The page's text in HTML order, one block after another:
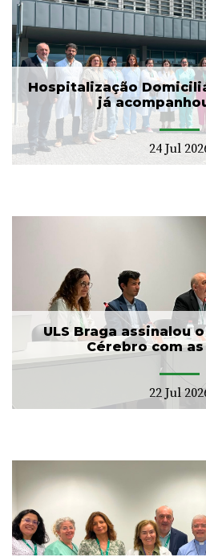
Hospitalização
já
24 Jul
ULS Braga assinalou
Cérebro com as
22 Jul